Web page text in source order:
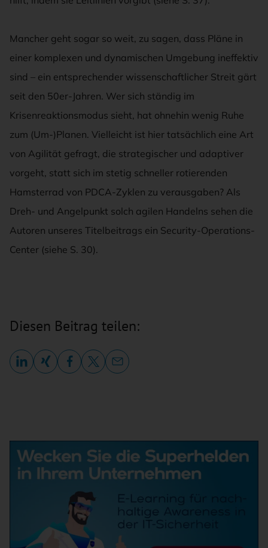
Mancher geht sogar so weit, zu sagen, dass Pläne in
einer komplexen und dynamischen Umgebung ineffektiv
sind – ein entsprechender wissenschaftlicher Streit gärt
seit den 50er-Jahren. Wer sich ständig im
Krisenreaktionsmodus sieht, hat ohnehin wenig Ruhe
zum (Um-)Planen. Vielleicht ist hier tatsächlich eine Art
von Agilität gefragt, die strategischer und adaptiver
vorgeht, statt sich im stetig schneller rotierenden
Hamsterrad von PDCA-Zyklen zu verausgaben? Als
Dreh- und Angelpunkt solch agilen Handelns sehen die
Autoren unseres Titelbeitrags ein Security-Operations-
Center (siehe S. 30).
Diesen Beitrag teilen: